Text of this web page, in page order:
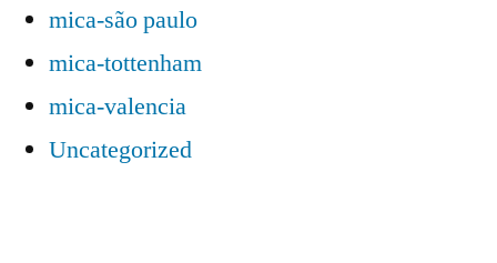
mica-são paulo
mica-tottenham
mica-valencia
Uncategorized